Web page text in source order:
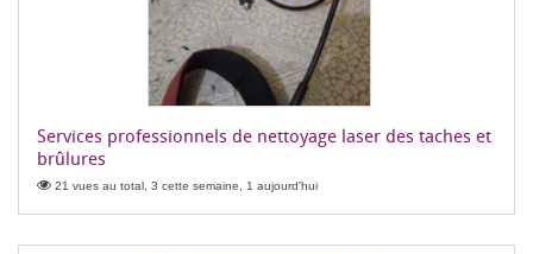
Services professionnels de nettoyage laser des taches et
brûlures
21 vues au total, 3 cette semaine, 1 aujourd'hui